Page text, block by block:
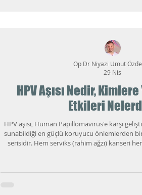
HPV Aşısı Nedir, Kimlere
Etkileri
HPV aşısı, Human Papillomavirus'e karşı
sunabildiği en güçlü koruyucu önlemlerden
serisidir. Hem serviks (rahim ağzı) kanseri
aşıyı neden daha önce duymadım?" ya da
Op Dr Niyazi Umut
29 Nis